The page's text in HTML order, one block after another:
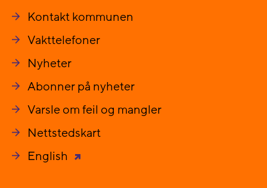
Kontakt kommunen
Vakttelefoner
Nyheter
Abonner på nyheter
Varsle om feil og mangler
Nettstedskart
English